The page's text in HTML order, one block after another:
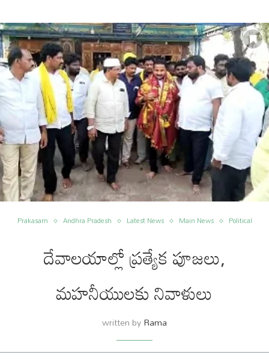
Prakasam Andhra Pradesh Latest News Main News Political
దేవాలయాల్లో ప్రత్యేక పూజలు,
మహనీయులకు నివాళులు
written byRama